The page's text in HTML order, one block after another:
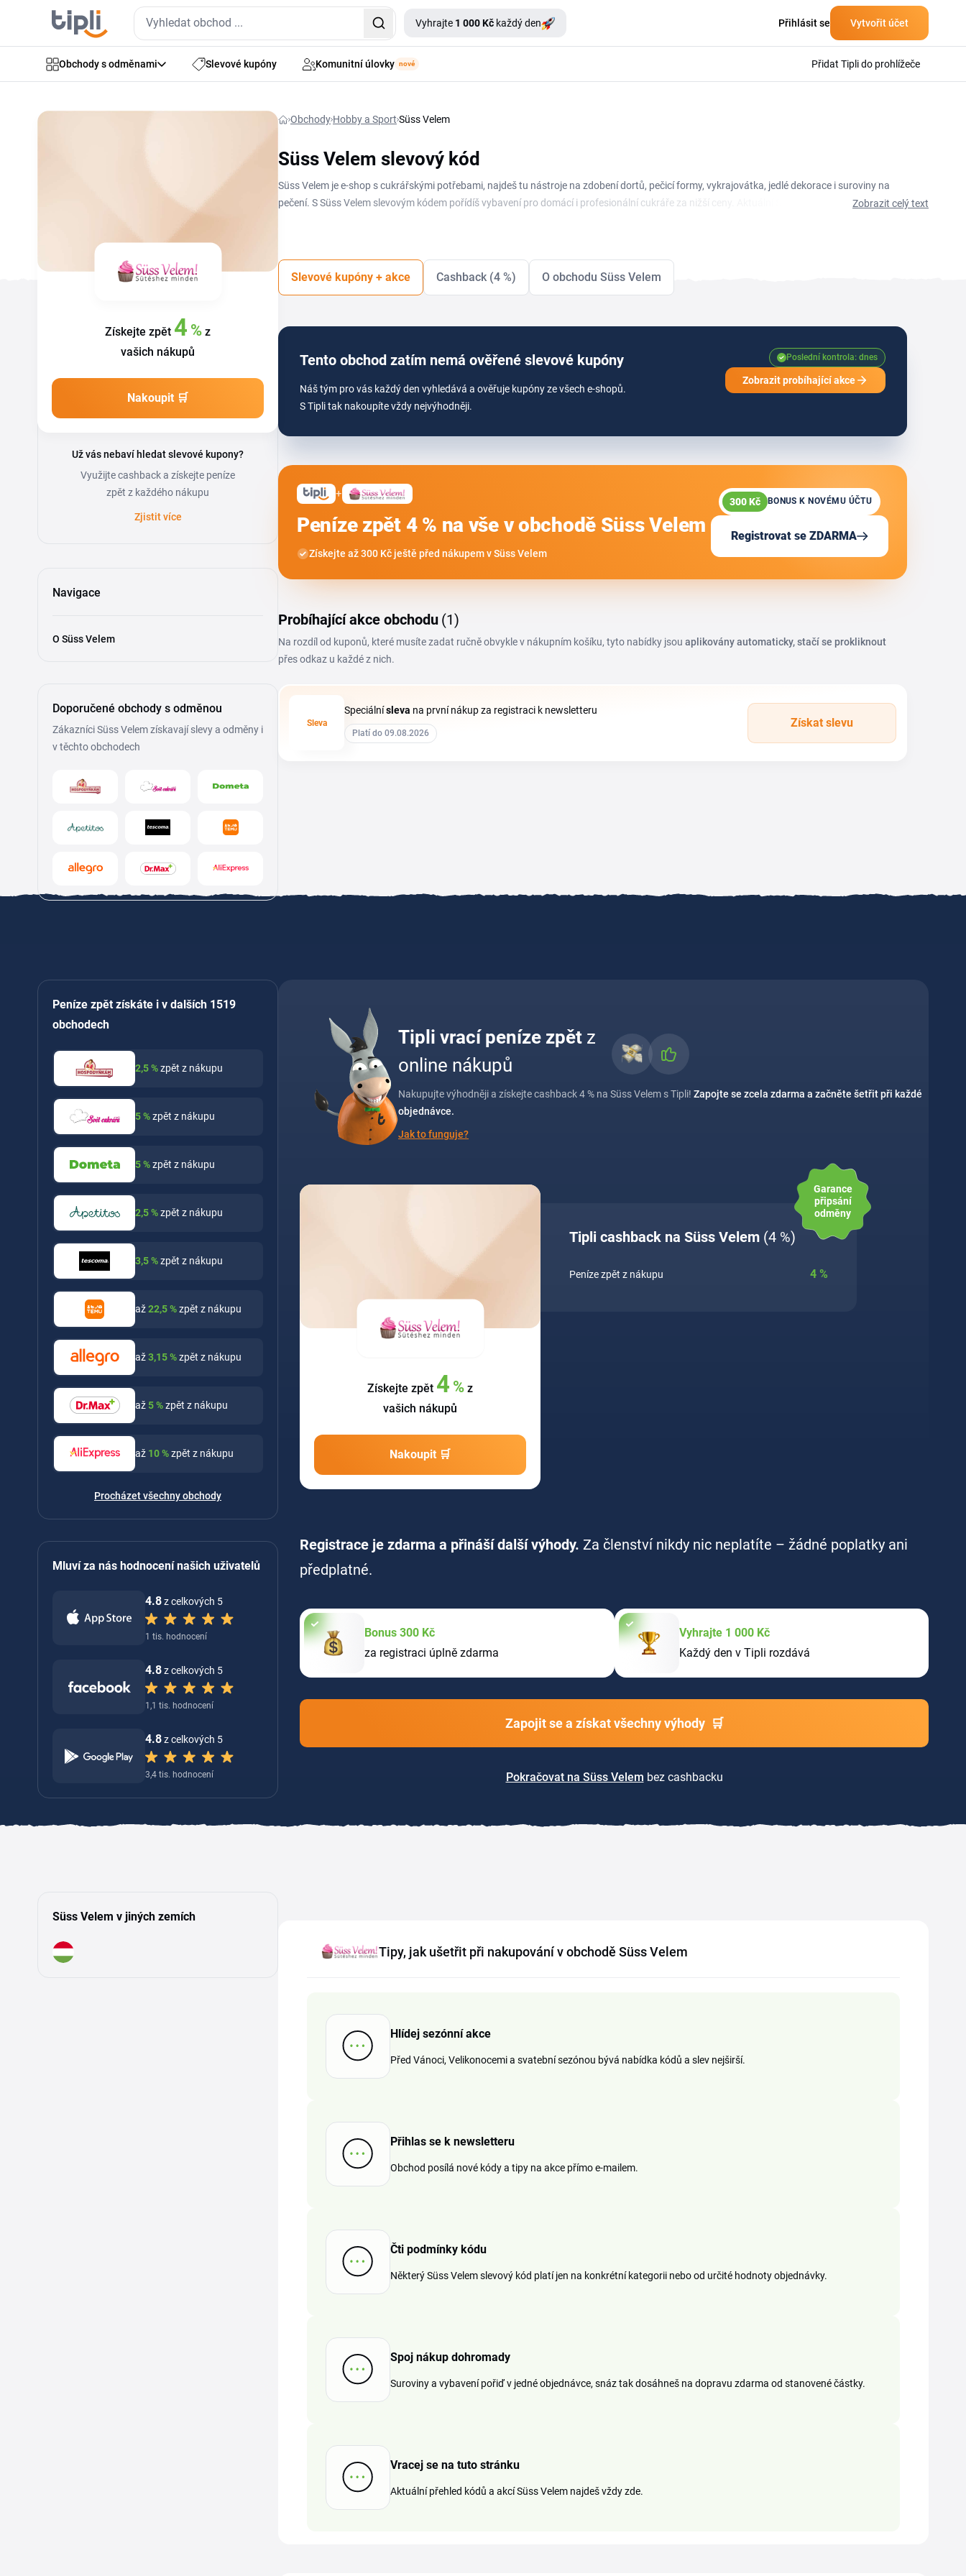
Vyhrajte 1 000 Kč každý den Přihlásit se Vytvořit účet
Obchody s odměnami Slevové kupóny Komunitní úlovky nové Přidat Tipli do prohlížeče
Získejte zpět 4 % z
vašich nákupů
Nakoupit 🛒
Už vás nebaví hledat slevové kupony?
Využijte cashback a získejte peníze
zpět z každého nákupu
Zjistit více
Navigace
O Süss Velem
Doporučené obchody s odměnou
Zákazníci Süss Velem získavají slevy a odměny i
v těchto obchodech
Obchody Hobby a Sport Süss Velem
Süss Velem slevový kód
Süss Velem je e-shop s cukrářskými potřebami, najdeš tu nástroje na zdobení dortů, pečicí formy, vykrajovátka, jedlé dekorace i suroviny na
pečení. S Süss Velem slevovým kódem pořídíš vybavení pro domácí i profesionální cukráře za nižší ceny. Aktuální Süss velem slevový kupón a
Zobrazit celý text
Slevové kupóny + akce Cashback (4 %) O obchodu Süss Velem
Tento obchod zatím nemá ověřené slevové kupóny
Náš tým pro vás každý den vyhledává a ověřuje kupóny ze všech e-shopů.
S Tipli tak nakoupíte vždy nejvýhodněji.
Poslední kontrola: dnes
Zobrazit probíhající akce
+
Peníze zpět 4 % na vše v obchodě Süss Velem
Získejte až 300 Kč ještě před nákupem v Süss Velem
300 Kč BONUS K NOVÉMU ÚČTU
Registrovat se ZDARMA
Probíhající akce obchodu (1)
Na rozdíl od kuponů, které musíte zadat ručně obvykle v nákupním košíku, tyto nabídky jsou aplikovány automaticky, stačí se prokliknout
přes odkaz u každé z nich.
Sleva
Speciálnísleva na první nákup za registraci k newsletteru
Platí do 09.08.2026
Získat slevu
Peníze zpět získáte i v dalších 1519
obchodech
2,5%zpět z nákupu
5%zpět z nákupu
5%zpět z nákupu
2,5%zpět z nákupu
3,5%zpět z nákupu
až22,5%zpět z nákupu
až3,15%zpět z nákupu
až5%zpět z nákupu
až 10%zpět z nákupu
Procházet všechny obchody
Mluví za nás hodnocení našich uživatelů
4.8z celkových 5
1 tis. hodnocení
4.8z celkových 5
1,1 tis. hodnocení
4.8z celkových 5
3,4 tis. hodnocení
Tipli vrací peníze zpět z
online nákupů
Nakupujte výhodněji a získejte cashback 4 % na Süss Velem s Tipli! Zapojte se zcela zdarma a začněte šetřit při každé
objednávce.
Jak to funguje?
Získejte zpět 4 % z
vašich nákupů
Nakoupit 🛒
Tipli cashback na Süss Velem (4 %)
Peníze zpět z nákupu 4 %
Garance
připsání
odměny
Registrace je zdarma a přináší další výhody. Za členství nikdy nic neplatíte – žádné poplatky ani
předplatné.
Bonus 300 Kč
za registraci úplně zdarma
Vyhrajte 1 000 Kč
Každý den v Tipli rozdává
Zapojit se a získat všechny výhody 🛒
Pokračovat na Süss Velem bez cashbacku
Süss Velem v jiných zemích
Tipy, jak ušetřit při nakupování v obchodě Süss Velem
Hlídej sezónní akce
Před Vánoci, Velikonocemi a svatební sezónou bývá nabídka kódů a slev nejširší.
Přihlas se k newsletteru
Obchod posílá nové kódy a tipy na akce přímo e-mailem.
Čti podmínky kódu
Některý Süss Velem slevový kód platí jen na konkrétní kategorii nebo od určité hodnoty objednávky.
Spoj nákup dohromady
Suroviny a vybavení pořiď v jedné objednávce, snáz tak dosáhneš na dopravu zdarma od stanovené částky.
Vracej se na tuto stránku
Aktuální přehled kódů a akcí Süss Velem najdeš vždy zde.